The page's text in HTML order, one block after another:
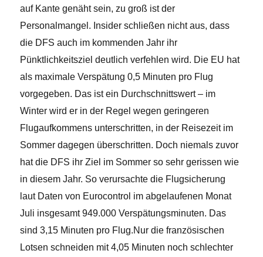
auf Kante genäht sein, zu groß ist der
Personalmangel. Insider schließen nicht aus, dass
die DFS auch im kommenden Jahr ihr
Pünktlichkeitsziel deutlich verfehlen wird. Die EU hat
als maximale Verspätung 0,5 Minuten pro Flug
vorgegeben. Das ist ein Durchschnittswert – im
Winter wird er in der Regel wegen geringeren
Flugaufkommens unterschritten, in der Reisezeit im
Sommer dagegen überschritten. Doch niemals zuvor
hat die DFS ihr Ziel im Sommer so sehr gerissen wie
in diesem Jahr. So verursachte die Flugsicherung
laut Daten von Eurocontrol im abgelaufenen Monat
Juli insgesamt 949.000 Verspätungsminuten. Das
sind 3,15 Minuten pro Flug.Nur die französischen
Lotsen schneiden mit 4,05 Minuten noch schlechter